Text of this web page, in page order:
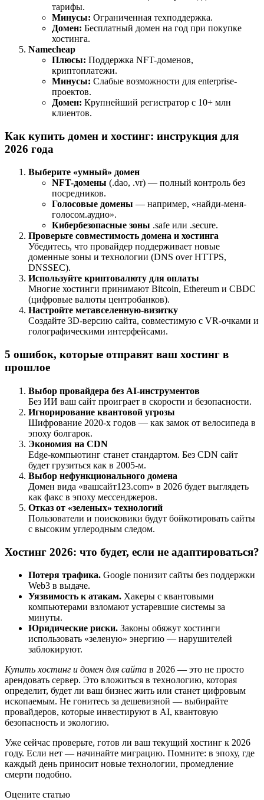
тарифы.
Минусы: Ограниченная техподдержка.
Домен: Бесплатный домен на год при покупке
хостинга.
Namecheap
Плюсы: Поддержка NFT-доменов,
криптоплатежи.
Минусы: Слабые возможности для enterprise-
проектов.
Домен: Крупнейший регистратор с 10+ млн
клиентов.
Как купить домен и хостинг: инструкция для
2026 года
Выберите «умный» домен
NFT-домены (.dao, .vr) — полный контроль без
посредников.
Голосовые домены — например, «найди-меня-
голосом.аудио».
Кибербезопасные зоны .safe или .secure.
Проверьте совместимость домена и хостинга
Убедитесь, что провайдер поддерживает новые
доменные зоны и технологии (DNS over HTTPS,
DNSSEC).
Используйте криптовалюту для оплаты
Многие хостинги принимают Bitcoin, Ethereum и CBDC
(цифровые валюты центробанков).
Настройте метавселенную-визитку
Создайте 3D-версию сайта, совместимую с VR-очками и
голографическими интерфейсами.
5 ошибок, которые отправят ваш хостинг в
прошлое
Выбор провайдера без AI-инструментов
Без ИИ ваш сайт проиграет в скорости и безопасности.
Игнорирование квантовой угрозы
Шифрование 2020-х годов — как замок от велосипеда в
эпоху болгарок.
Экономия на CDN
Edge-компьютинг станет стандартом. Без CDN сайт
будет грузиться как в 2005-м.
Выбор нефункционального домена
Домен вида «вашсайт123.com» в 2026 будет выглядеть
как факс в эпоху мессенджеров.
Отказ от «зеленых» технологий
Пользователи и поисковики будут бойкотировать сайты
с высоким углеродным следом.
Хостинг 2026: что будет, если не адаптироваться?
Потеря трафика. Google понизит сайты без поддержки
Web3 в выдаче.
Уязвимость к атакам. Хакеры с квантовыми
компьютерами взломают устаревшие системы за
минуты.
Юридические риски. Законы обяжут хостинги
использовать «зеленую» энергию — нарушителей
заблокируют.
Купить хостинг и домен для сайта в 2026 — это не просто
арендовать сервер. Это вложиться в технологию, которая
определит, будет ли ваш бизнес жить или станет цифровым
ископаемым. Не гонитесь за дешевизной — выбирайте
провайдеров, которые инвестируют в AI, квантовую
безопасность и экологию.
Уже сейчас проверьте, готов ли ваш текущий хостинг к 2026
году. Если нет — начинайте миграцию. Помните: в эпоху, где
каждый день приносит новые технологии, промедление
смерти подобно.
Оцените статью